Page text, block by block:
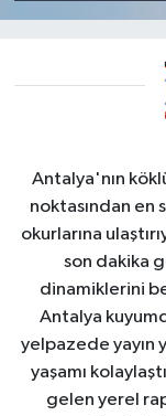
Antalya'nın
noktasından en
okurlarına
son dakika
dinamiklerini
Antalya
yelpazede yayın
yaşamı
gelen yerel